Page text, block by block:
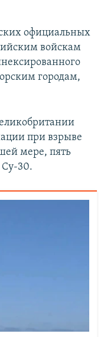
официальных
войскам
городам,
при взрыве
мере, пять
30.